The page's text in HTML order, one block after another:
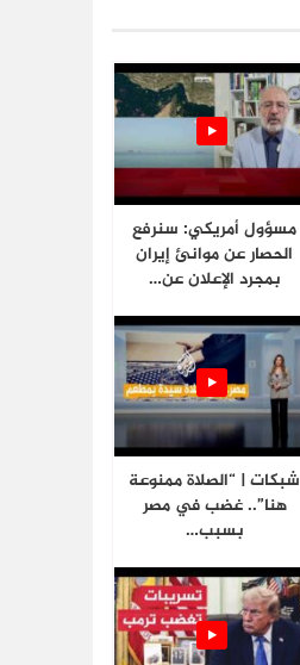
مسؤول أمريكي: سنرفع
الحصار عن موانئ إيران
بمجرد الإعلان عن…
شبكات | “الصلاة ممنوعة
هنا”.. غضب في مصر
بسبب…